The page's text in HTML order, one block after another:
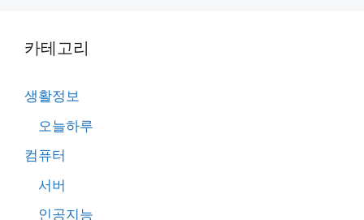
카테고리
생활정보
오늘하루
컴퓨터
서버
인공지능